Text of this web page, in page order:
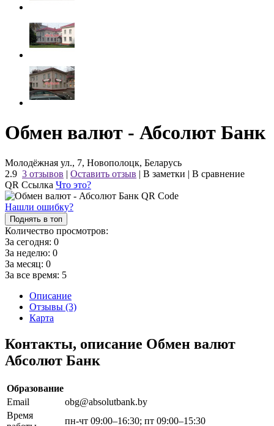
Обмен валют - Абсолют Банк
Молодёжная ул., 7, Новополоцк, Беларусь
2.9 3 отзывов | Оставить отзыв | В заметки | В сравнение
QR Ссылка Что это?
Нашли ошибку?
Поднять в топ
Количество просмотров:
За сегодня: 0
За неделю: 0
За месяц: 0
За все время: 5
Описание
Отзывы (3)
Карта
Контакты, описание Обмен валют
Абсолют Банк
Образование
Email
obg@absolutbank.by
Время
пн-чт 09:00–16:30; пт 09:00–15:30